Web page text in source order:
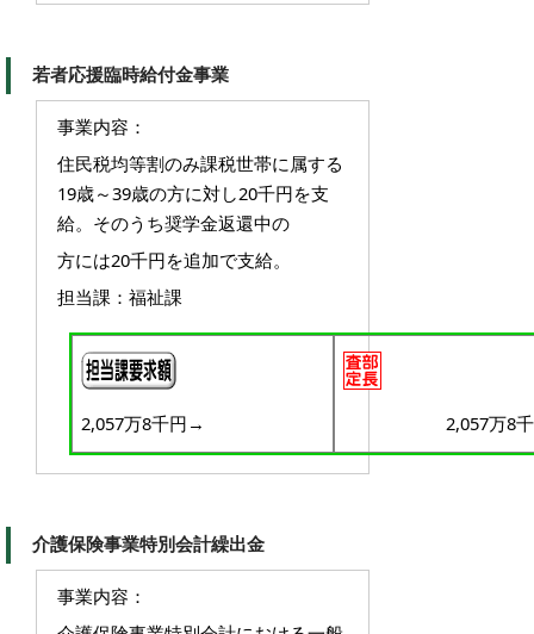
若者応援臨時給付金事業
事業内容：
住民税均等割のみ課税世帯に属する
19歳～39歳の方に対し20千円を支
給。そのうち奨学金返還中の
方には20千円を追加で支給。
担当課：福祉課
2,057万8千円→ 2,057万8
介護保険事業特別会計繰出金
事業内容：